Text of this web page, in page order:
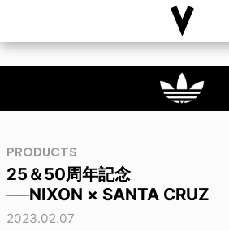
PRODUCTS
25＆50周年記念
──NIXON × SANTA CRUZ
2023.02.07